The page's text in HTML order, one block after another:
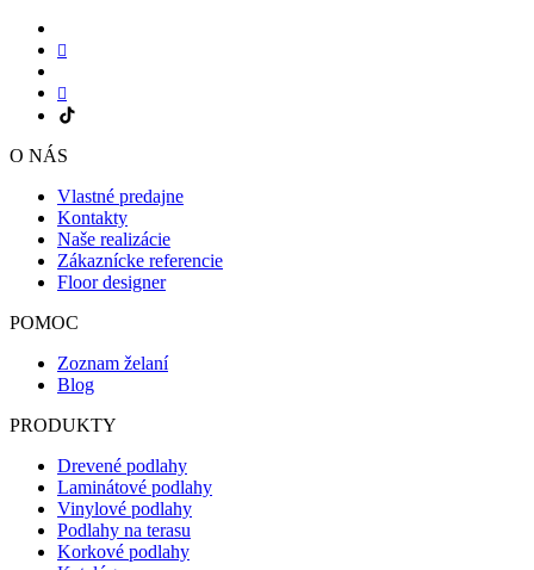
O NÁS
Vlastné predajne
Kontakty
Naše realizácie
Zákaznícke referencie
Floor designer
POMOC
Zoznam želaní
Blog
PRODUKTY
Drevené podlahy
Laminátové podlahy
Vinylové podlahy
Podlahy na terasu
Korkové podlahy